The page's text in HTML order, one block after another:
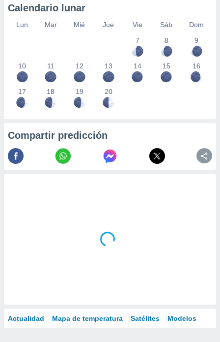
Calendario lunar
Lun Mar Mié Jue Vie Sáb
Dom
7
8 9
10 11 12 13 14 15 16
17 18 19 20
Compartir predicción
Actualidad Mapa de temperatura Satélites Modelos